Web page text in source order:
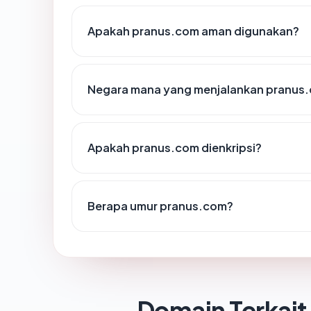
Apakah pranus.com aman digunakan?
Negara mana yang menjalankan
Apakah pranus.com dienkripsi?
Berapa umur pranus.com?